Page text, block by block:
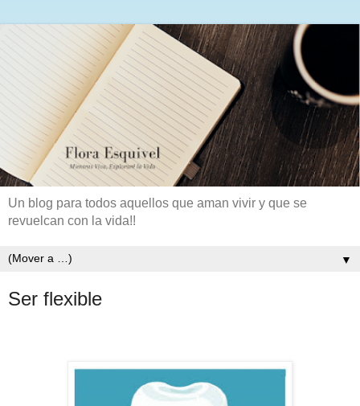
Un blog para todos aquellos que aman vivir y que se
revuelcan con la vida!!
▼
Ser flexible